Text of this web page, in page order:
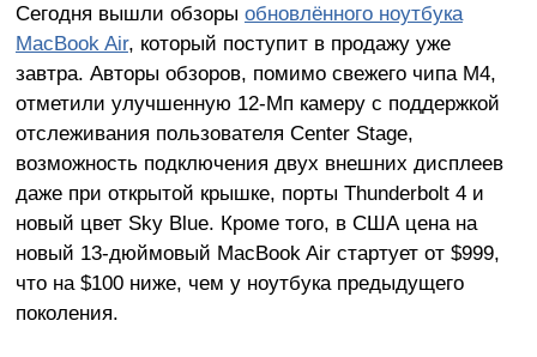
Сегодня вышли обзоры обновлённого ноутбука
MacBook Air, который поступит в продажу уже
завтра. Авторы обзоров, помимо свежего чипа M4,
отметили улучшенную 12-Мп камеру с поддержкой
отслеживания пользователя Center Stage,
возможность подключения двух внешних дисплеев
даже при открытой крышке, порты Thunderbolt 4 и
новый цвет Sky Blue. Кроме того, в США цена на
новый 13-дюймовый MacBook Air стартует от $999,
что на $100 ниже, чем у ноутбука предыдущего
поколения.